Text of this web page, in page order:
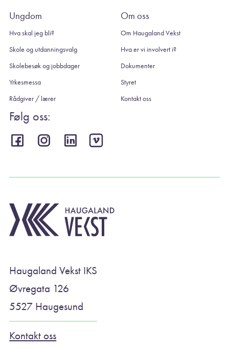
Ungdom
Hva skal jeg bli?
Skole og utdanningsvalg
Skolebesøk og jobbdager
Yrkesmessa
Rådgiver / lærer
Om oss
Om Haugaland Vekst
Hva er vi involvert i?
Dokumenter
Styret
Kontakt oss
Følg oss:
Haugaland Vekst IKS
Øvregata 126
5527 Haugesund
Kontakt oss